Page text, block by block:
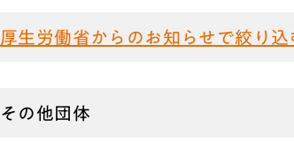
厚生労働省からのお知らせで絞り込
その他団体